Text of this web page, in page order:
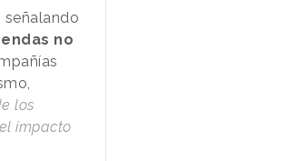
no
los
impacto